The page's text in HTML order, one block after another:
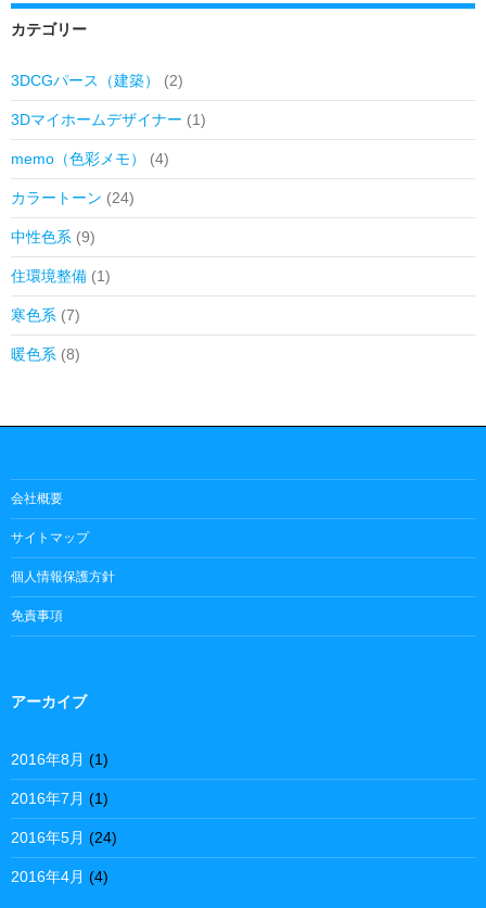
カテゴリー
3DCGパース（建築） (2)
3Dマイホームデザイナー (1)
memo（色彩メモ） (4)
カラートーン (24)
中性色系 (9)
住環境整備 (1)
寒色系 (7)
暖色系 (8)
会社概要
サイトマップ
個人情報保護方針
免責事項
アーカイブ
2016年8月 (1)
2016年7月 (1)
2016年5月 (24)
2016年4月 (4)